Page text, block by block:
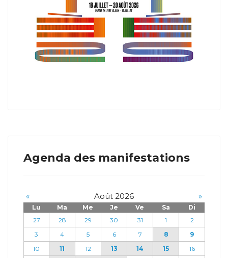
Agenda des manifestations
« Août 2026 »
Lu Ma Me Je Ve Sa
Di
27
28 29 30 31 1
2
3
4 5 6 7 8
9
10
11 12 13 14 15
16